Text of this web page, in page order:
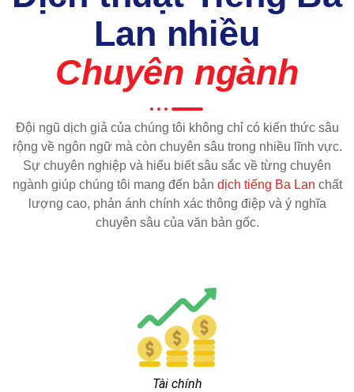
Lan nhiều
Chuyên ngành
Đội ngũ dịch giả của chúng tôi không chỉ có kiến thức sâu
rộng về ngôn ngữ mà còn chuyên sâu trong nhiều lĩnh vực.
Sự chuyên nghiệp và hiểu biết sâu sắc về từng chuyên
ngành giúp chúng tôi mang đến bản dịch tiếng Ba Lan chất
lượng cao, phản ánh chính xác thông điệp và ý nghĩa
chuyên sâu của văn bản gốc.
Tài chính